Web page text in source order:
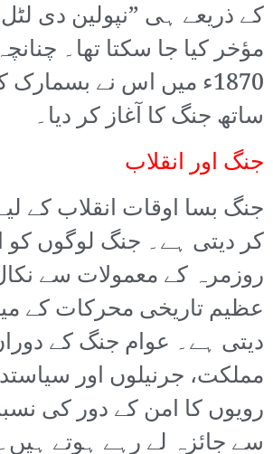
کے ذریعے ہی ”نپولین دی
مؤخر کیا جا سکتا تھا۔
1870ء میں اس نے
ساتھ جنگ کا آغاز کر دیا۔
جنگ اور انقلاب
جنگ بسا اوقات انقلاب کے
کر دیتی ہے۔ جنگ لوگوں کو
روزمرہ کے معمولات سے
عظیم تاریخی محرکات کے
دیتی ہے۔ عوام جنگ کے
مملکت، جرنیلوں اور
رویوں کا امن کے دور کی
سے جائزہ لے رہے ہوتے